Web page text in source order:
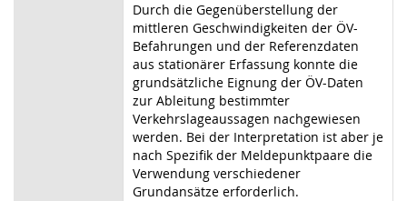
Durch die Gegenüberstellung der
mittleren Geschwindigkeiten der ÖV-
Befahrungen und der Referenzdaten
aus stationärer Erfassung konnte die
grundsätzliche Eignung der ÖV-Daten
zur Ableitung bestimmter
Verkehrslageaussagen nachgewiesen
werden. Bei der Interpretation ist aber je
nach Spezifik der Meldepunktpaare die
Verwendung verschiedener
Grundansätze erforderlich.